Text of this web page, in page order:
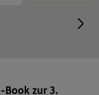
Book zur 3.